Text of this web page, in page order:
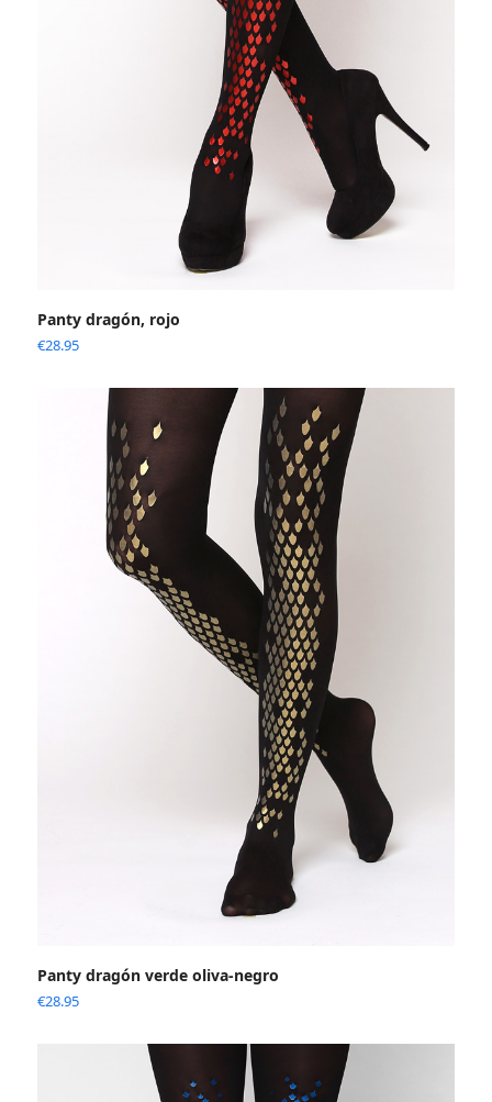
Panty dragón, rojo
€28.95
Panty dragón verde oliva-negro
€28.95